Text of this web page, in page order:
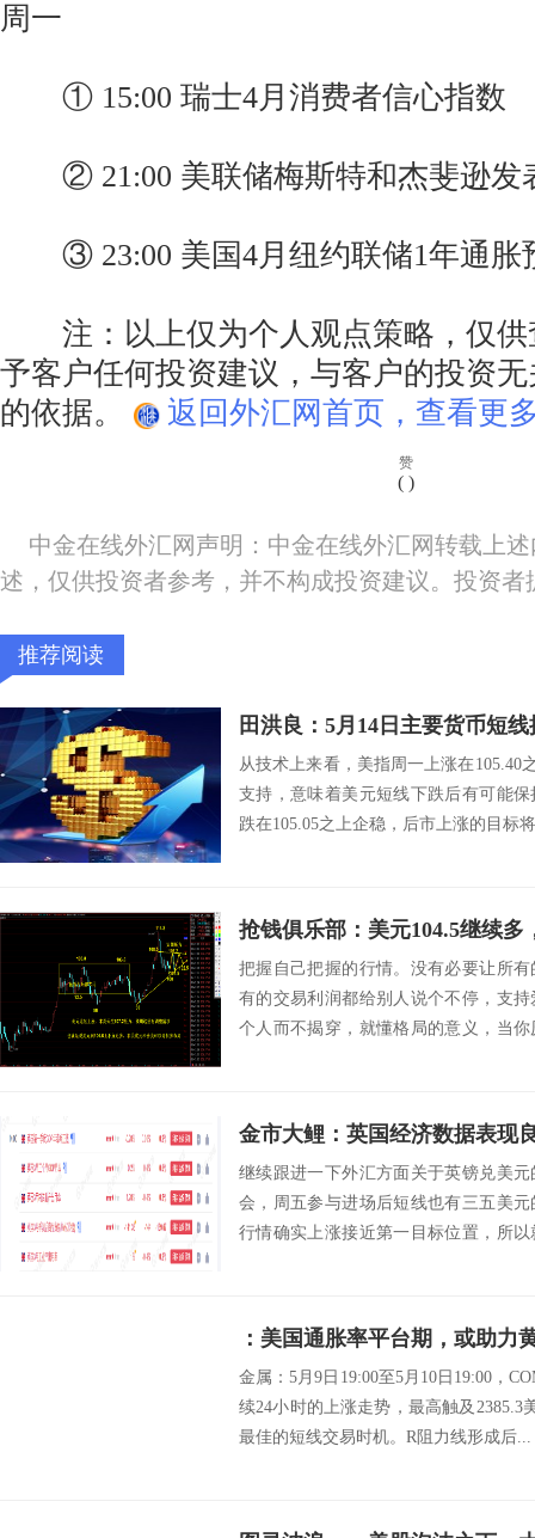
周一
① 15:00 瑞士4月消费者信心指数
② 21:00 美联储梅斯特和杰斐逊发
③ 23:00 美国4月纽约联储1年通胀
注：以上仅为个人观点策略，仅供
予客户任何投资建议，与客户的投资
的依据。
返回外汇网首页，查看更
赞
( )
中金在线外汇网声明：中金在线外汇网转载上
述，仅供投资者参考，并不构成投资建议。投资
推荐阅读
田洪良：5月14日主要货币
从技术上来看，美指周一上涨在105.40
支持，意味着美元短线下跌后有可能
跌在105.05之上企稳，后市上涨的目标
抢钱俱乐部：美元104.5继续多
把握自己把握的行情。没有必要让所
有的交易利润都给别人说个不停，支
个人而不揭穿，就懂格局的意义，当
继续跟进一下外汇方面关于英镑兑美
会，周五参与进场后短线也有三五美
行情确实上涨接近第一目标位置，所
：美国通胀率平台期，或助力
金属：5月9日19:00至5月10日19:00，
续24小时的上涨走势，最高触及2385.3
最佳的短线交易时机。R阻力线形成后...